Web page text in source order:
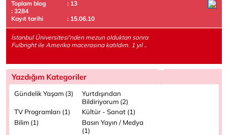
Toplam blog
: 13
: 3284
Kayıt tarihi
: 15.06.10
İstanbul Üniversitesi'nden mezun olduktan sonra
Fulbright ile Amerika macerasına katıldım. 1 yıl ..
Yazdığım Kategoriler
Gündelik Yaşam (3) Yurtdışından
Bildiriyorum (2)
TV Programları (1)
Kültür - Sanat (1)
Bilim (1)
Basın Yayın / Medya
(1)